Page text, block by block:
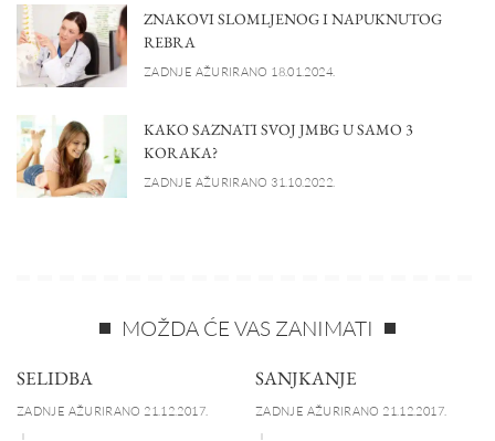
ZNAKOVI SLOMLJENOG I NAPUKNUTOG
REBRA
ZADNJE AŽURIRANO 18.01.2024.
KAKO SAZNATI SVOJ JMBG U SAMO 3
KORAKA?
ZADNJE AŽURIRANO 31.10.2022.
MOŽDA ĆE VAS ZANIMATI
SELIDBA
ZADNJE AŽURIRANO 21.12.2017.
SANJKANJE
ZADNJE AŽURIRANO 21.12.2017.